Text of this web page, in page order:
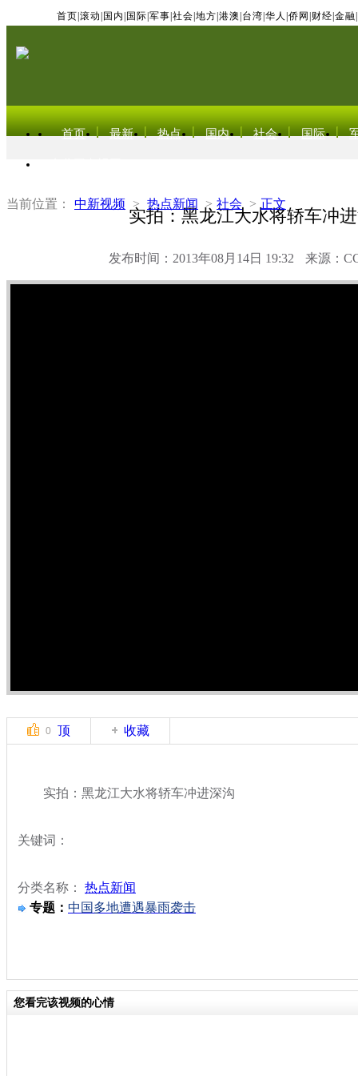
首页 滚动 国内 国际 军事 社会 地方 港澳 台湾 华人 侨网 财经 金融
首页 最新 热点 国内 社会 国际
当前位置： 中新视频 > 热点新闻 > 社会 > 正文
实拍：黑龙江大水将轿车冲
发布时间：2013年08月14日 19:32 来源：
0 顶 收藏
实拍：黑龙江大水将轿车冲进深沟
关键词：
分类名称： 热点新闻
专题： 中国多地遭遇暴雨袭击
您看完该视频的心情